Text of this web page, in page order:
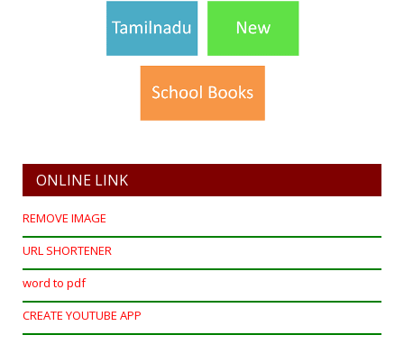
ONLINE LINK
REMOVE IMAGE
URL SHORTENER
word to pdf
CREATE YOUTUBE APP